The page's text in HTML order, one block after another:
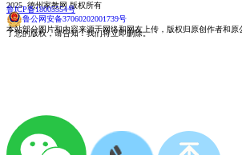
2025 德州家教网 版权所有
鲁ICP备18005554号
鲁公网安备37060202001739号
本站部分图片和内容来源于网络和网友上传，版权归原创作者和
了您的版权，请告知！我们将立即删除。